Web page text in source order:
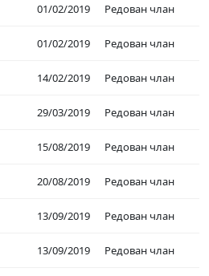
01/02/2019 Редован члан
01/02/2019 Редован члан
14/02/2019 Редован члан
29/03/2019 Редован члан
15/08/2019 Редован члан
20/08/2019 Редован члан
13/09/2019 Редован члан
13/09/2019 Редован члан